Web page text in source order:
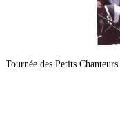
Tournée des Petits Chanteurs